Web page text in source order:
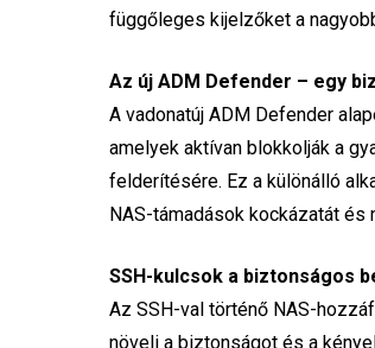
függőleges kijelzőket a
Az új ADM Defender – egy
A vadonatúj ADM Defender
amelyek aktívan blokkolják a
felderítésére. Ez a különálló
NAS-támadások kockázatát és
SSH-kulcsok a biztonságos
Az SSH-val történő NAS-
növeli a biztonságot és a